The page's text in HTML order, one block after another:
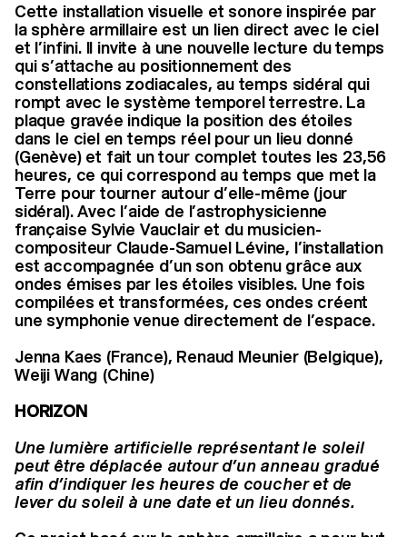
Cette installation visuelle et sonore inspirée par
la sphère armillaire est un lien direct avec le ciel
et l’infini. Il invite à une nouvelle lecture du temps
qui s’attache au positionnement des
constellations zodiacales, au temps sidéral qui
rompt avec le système temporel terrestre. La
plaque gravée indique la position des étoiles
dans le ciel en temps réel pour un lieu donné
(Genève) et fait un tour complet toutes les 23,56
heures, ce qui correspond au temps que met la
Terre pour tourner autour d’elle-même (jour
sidéral). Avec l’aide de l’astrophysicienne
française Sylvie Vauclair et du musicien-
compositeur Claude-Samuel Lévine, l’installation
est accompagnée d’un son obtenu grâce aux
ondes émises par les étoiles visibles. Une fois
compilées et transformées, ces ondes créent
une symphonie venue directement de l’espace.
Jenna Kaes (France), Renaud Meunier (Belgique),
Weiji Wang (Chine)
HORIZON
Une lumière artificielle représentant le soleil
peut être déplacée autour d’un anneau gradué
afin d’indiquer les heures de coucher et de
lever du soleil à une date et un lieu donnés.